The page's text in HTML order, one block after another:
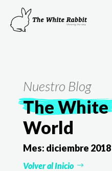
Nuestro Blog
The
World
Mes: diciembre 2018
Volver al Inicio